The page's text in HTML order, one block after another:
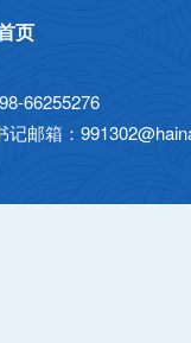
页
66255276
邮箱：